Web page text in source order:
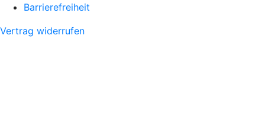
Barrierefreiheit
Vertrag widerrufen